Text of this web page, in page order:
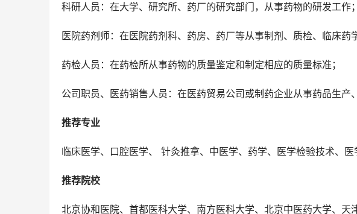
科研人员：在大学、研究所、药厂的研究部门，从事药物的研发工作；
医院药剂师：在医院药剂科、药房、药厂等从事制剂、质检、临床药
药检人员：在药检所从事药物的质量鉴定和制定相应的质量标准；
公司职员、医药销售人员：在医药贸易公司或制药企业从事药品生产
推荐专业
临床医学、口腔医学、 针灸推拿、中医学、药学、医学检验技术、
推荐院校
北京协和医院、首都医科大学、南方医科大学、北京中医药大学、天